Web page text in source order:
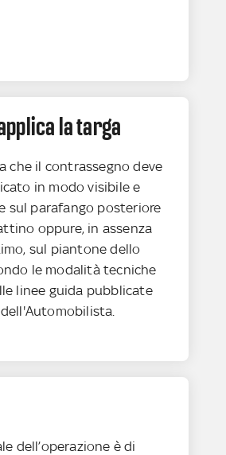
la targa
che il contrassegno deve
in modo visibile e
sul parafango posteriore
oppure, in assenza
sul piantone dello
le modalità tecniche
linee guida pubblicate
dell’operazione è di